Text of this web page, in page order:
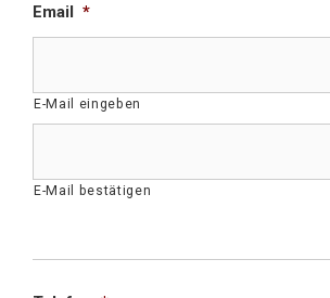
Email *
E-Mail eingeben
E-Mail bestätigen